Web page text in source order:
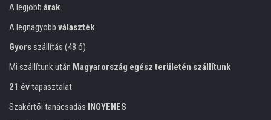
A legjobb árak
A legnagyobb választék
Gyorsszállítás (48 ó)
Mi szállítunk után Magyarország egész területén szállítunk
21 évtapasztalat
Szakértői tanácsadás INGYENES